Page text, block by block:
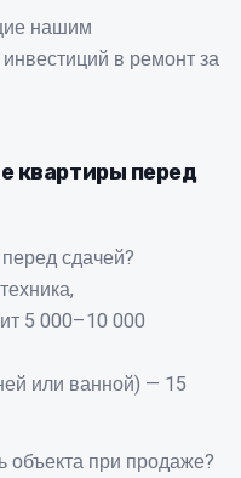
нашим
в ремонт за
квартиры перед
сдачей?
5 000–10 000
или ванной) — 15
при продаже?